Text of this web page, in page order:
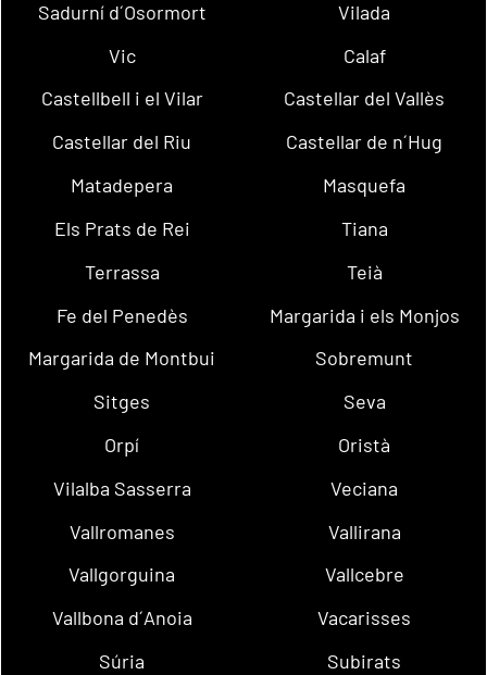
Sadurní d´Osormort
Vilada
Vic
Calaf
Castellbell i el Vilar
Castellar del Vallès
Castellar del Riu
Castellar de n´Hug
Matadepera
Masquefa
Els Prats de Rei
Tiana
Terrassa
Teià
Fe del Penedès
Margarida i els Monjos
Margarida de Montbui
Sobremunt
Sitges
Seva
Orpí
Oristà
Vilalba Sasserra
Veciana
Vallromanes
Vallirana
Vallgorguina
Vallcebre
Vallbona d´Anoia
Vacarisses
Súria
Subirats